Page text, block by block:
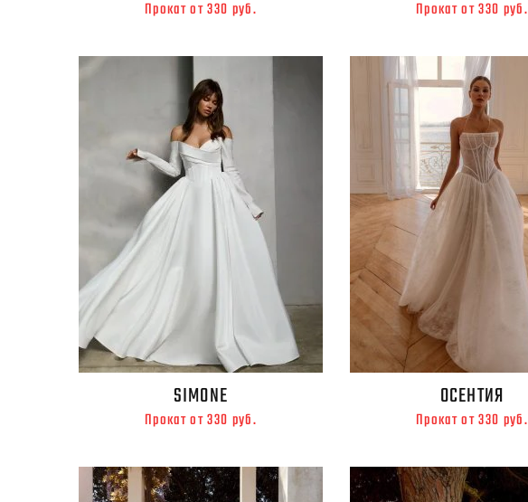
Прокат от 330 руб. Прокат от 330 руб.
SIMONE
Прокат от 330 руб.
ОСЕНТИЯ
Прокат от 330 руб.